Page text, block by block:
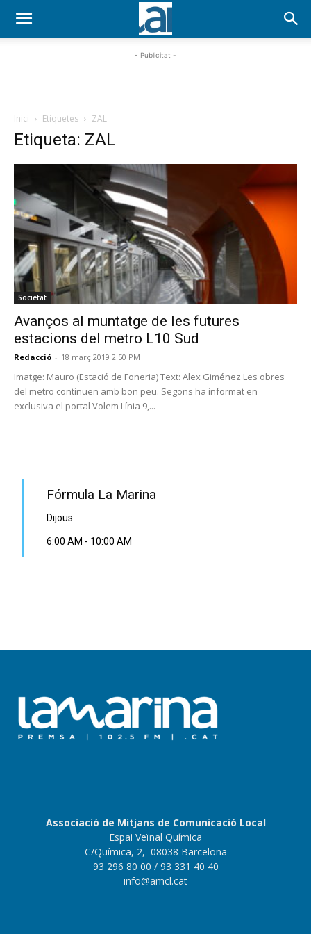
- Publicitat -
Inici Etiquetes ZAL
Etiqueta: ZAL
Societat
Avanços al muntatge de les futures
estacions del metro L10 Sud
Redacció - 18 març 2019 2:50 PM
Imatge: Mauro (Estació de Foneria) Text: Alex Giménez Les obres
del metro continuen amb bon peu. Segons ha informat en
exclusiva el portal Volem Línia 9,...
Fórmula La Marina
Dijous
6:00 AM - 10:00 AM
Associació de Mitjans de Comunicació Local
Espai Veïnal Química
C/Química, 2, 08038 Barcelona
93 296 80 00 / 93 331 40 40
info@amcl.cat